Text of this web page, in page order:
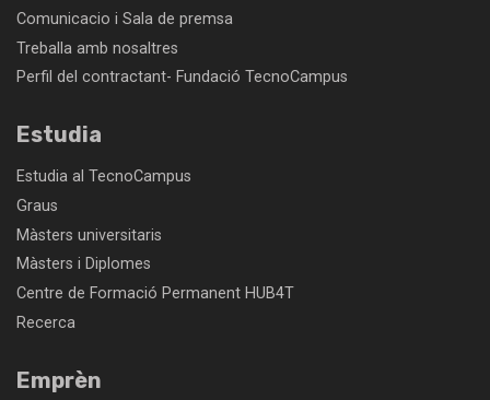
Comunicacio i Sala de premsa
Treballa amb nosaltres
Perfil del contractant- Fundació TecnoCampus
Estudia
Estudia al TecnoCampus
Graus
Màsters universitaris
Màsters i Diplomes
Centre de Formació Permanent HUB4T
Recerca
Emprèn